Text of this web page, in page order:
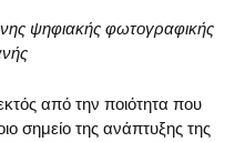
ψηφιακής φωτογραφικής
από την ποιότητα που
σημείο της ανάπτυξης της